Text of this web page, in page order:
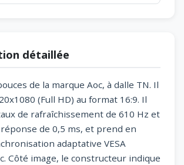
détaillée
de la marque Aoc, à dalle TN. Il
(Full HD) au format 16:9. Il
de rafraîchissement de 610 Hz et
de 0,5 ms, et prend en
adaptative VESA
Côté image, le constructeur indique